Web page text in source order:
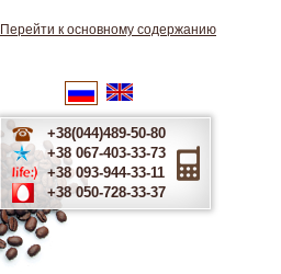
Перейти к основному содержанию
Русский
+38(044)489-50-80
+38 067-403-33-73
+38 093-944-33-11
+38 050-728-33-37